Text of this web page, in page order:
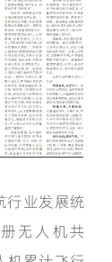
业发展统
无人机共